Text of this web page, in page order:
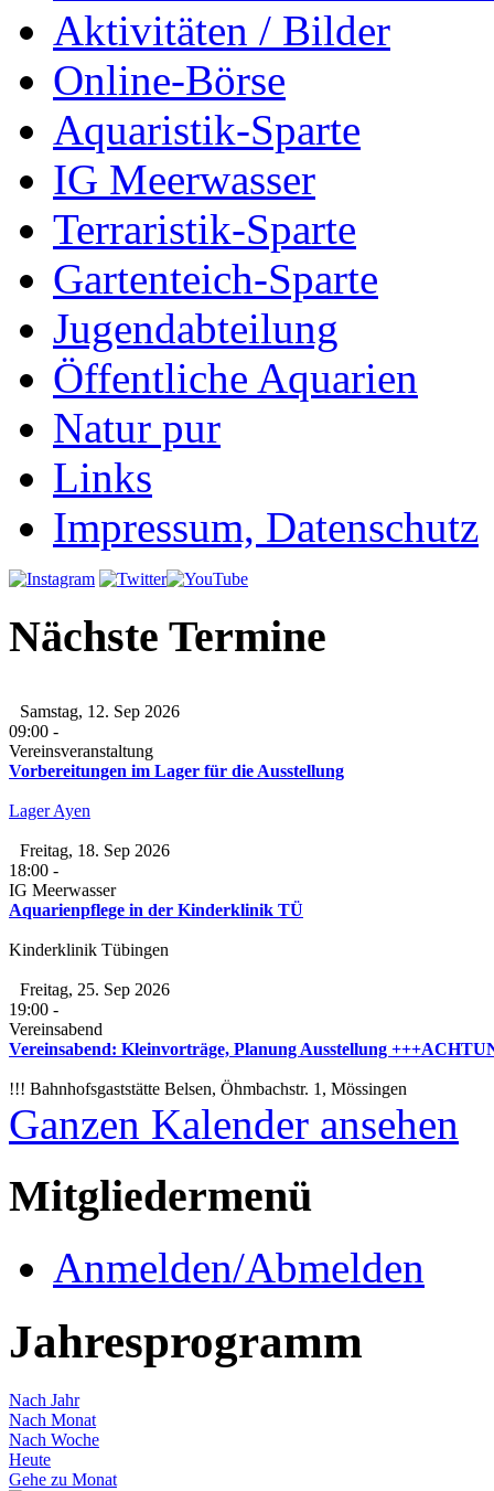
Aktivitäten / Bilder
Online-Börse
Aquaristik-Sparte
IG Meerwasser
Terraristik-Sparte
Gartenteich-Sparte
Jugendabteilung
Öffentliche Aquarien
Natur pur
Links
Impressum, Datenschutz
Nächste Termine
Samstag, 12. Sep 2026
09:00 -
Vereinsveranstaltung
Vorbereitungen im Lager für die Ausstellung
Lager Ayen
Freitag, 18. Sep 2026
18:00 -
IG Meerwasser
Aquarienpflege in der Kinderklinik TÜ
Kinderklinik Tübingen
Freitag, 25. Sep 2026
19:00 -
Vereinsabend
Vereinsabend: Kleinvorträge, Planung Ausstellung
!!! Bahnhofsgaststätte Belsen, Öhmbachstr. 1, Mössingen
Ganzen Kalender ansehen
Mitgliedermenü
Anmelden/Abmelden
Jahresprogramm
Nach Jahr
Nach Monat
Nach Woche
Heute
Gehe zu Monat